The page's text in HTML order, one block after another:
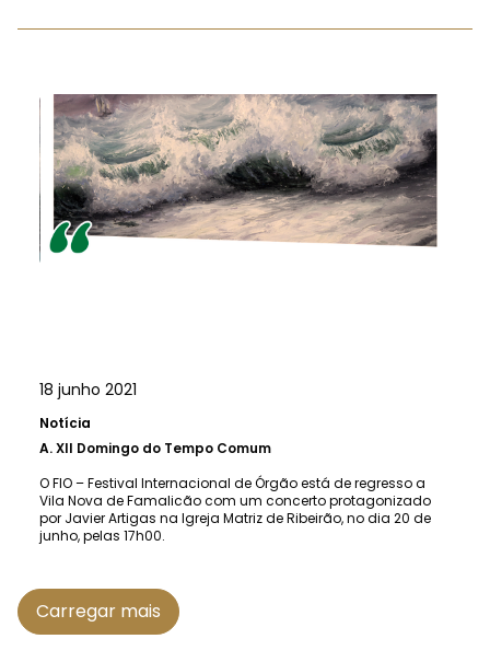
18 junho 2021
Notícia
A.XII Domingo do Tempo Comum
O FIO – Festival Internacional de Órgão está de regresso a
Vila Nova de Famalicão com um concerto protagonizado
por Javier Artigas na Igreja Matriz de Ribeirão, no dia 20 de
junho, pelas 17h00.
Carregar mais